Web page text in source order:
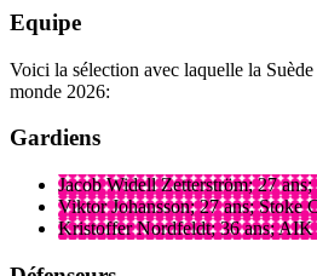
Equipe
Voici la sélection avec laquelle la
monde 2026:
Gardiens
Jacob Widell Zetterström; 27
Viktor Johansson; 27 ans; Stoke
Kristoffer Nordfeldt; 36 ans; AIK